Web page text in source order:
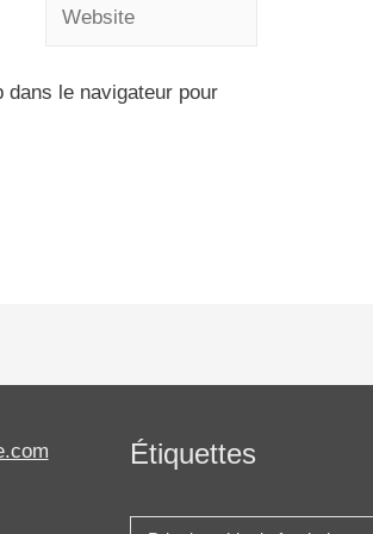
dans le navigateur pour
Étiquettes